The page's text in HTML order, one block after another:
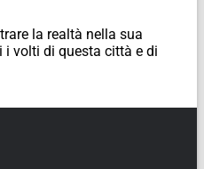
la realtà nella sua
i volti di questa città e di